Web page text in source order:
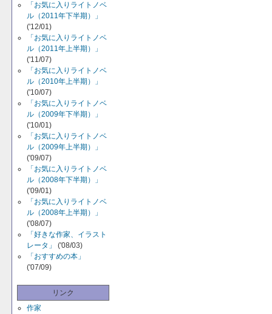
「お気に入りライトノベ
ル（2011年下半期）」
('12/01)
「お気に入りライトノベ
ル（2011年上半期）」
('11/07)
「お気に入りライトノベ
ル（2010年上半期）」
('10/07)
「お気に入りライトノベ
ル（2009年下半期）」
('10/01)
「お気に入りライトノベ
ル（2009年上半期）」
('09/07)
「お気に入りライトノベ
ル（2008年下半期）」
('09/01)
「お気に入りライトノベ
ル（2008年上半期）」
('08/07)
「好きな作家、イラスト
レータ」
('08/03)
「おすすめの本」
('07/09)
リンク
作家